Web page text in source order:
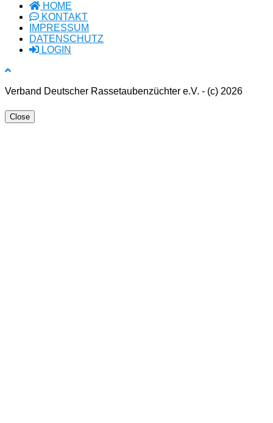
HOME
KONTAKT
IMPRESSUM
DATENSCHUTZ
LOGIN
Verband Deutscher Rassetaubenzüchter e.V. - (c) 2026
Close